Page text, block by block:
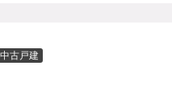
中古戸建